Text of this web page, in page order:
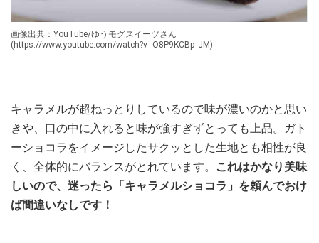
画像出典：YouTube/ゆうモグスイーツさん
(https://www.youtube.com/watch?v=O8P9KCBp_JM)
キャラメルが超ねっとりしているので味が濃いのかと思い
きや、口の中に入れると味が強すぎずとっても上品。ガト
ーショコラをイメージしたサクッとした生地とも相性が良
く、全体的にバランスがとれています。
これはかなり美味
しいので、迷ったら「キャラメルショコラ」を頼んでおけ
ば間違いなしです！